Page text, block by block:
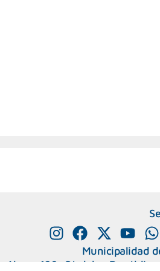
Municipalidad
Alvear 120, Córdoba. República